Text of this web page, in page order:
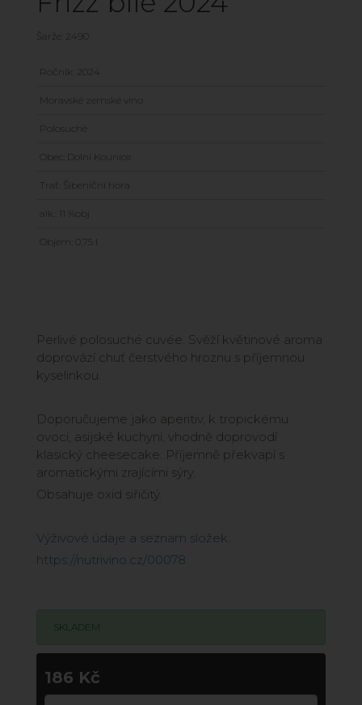
Šarže: 2490
Ročník: 2024
Moravské zemské víno
Polosuché
Obec: Dolní Kounice
Trať: Šibeniční hora
alk.: 11 %obj
Objem: 0.75 l
Perlivé polosuché cuvée. Svěží květinové aroma
doprovází chuť čerstvého hroznu s příjemnou
kyselinkou.
Doporučujeme jako aperitiv, k tropickému
ovoci, asijské kuchyni, vhodně doprovodí
klasický cheesecake. Příjemně překvapí s
aromatickými zrajícími sýry.
Obsahuje oxid siřičitý.
Výživové údaje a seznam složek:
https://nutrivino.cz/00078
SKLADEM
186 Kč